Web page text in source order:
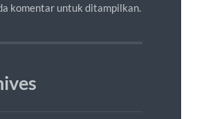
komentar untuk ditampilkan.